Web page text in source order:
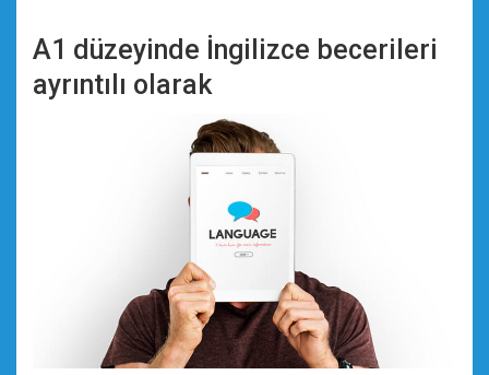
A1 düzeyinde İngilizce becerileri
ayrıntılı olarak